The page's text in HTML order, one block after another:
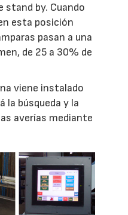
stand by. Cuando
esta posición
pasan a una
de 25 a 30% de
viene instalado
la búsqueda y la
averías mediante